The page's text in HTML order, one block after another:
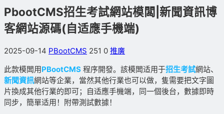
PbootCMS招生考試網站模闆|新聞資訊博
客網站源碼(自适應手機端)
2025-09-14 PBootCMS 251 0 推廣
此款模闆用PBootCMS 程序開發。該模闆适用于招生考試網站、
新聞資訊網站等企業，當然其他行業也可以做，隻需要把文字圖
片換成其他行業的即可；自适應手機端，同一個後台，數據即時
同步，簡單适用！附帶測試數據！